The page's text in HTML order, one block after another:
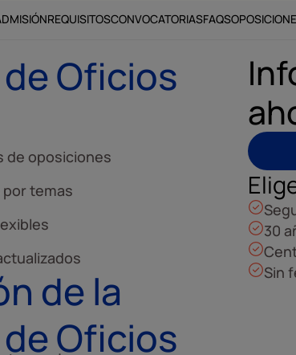
REQUISITOSCONVOCATORIASFAQS
Oficios
de oposiciones
por temas
de la
Oficios
30
Sin